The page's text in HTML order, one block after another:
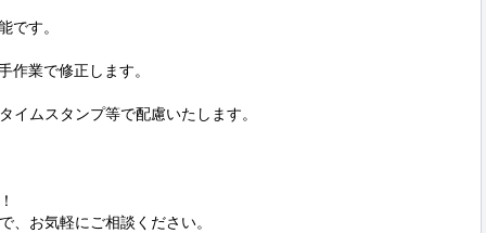
す。
業で修正します。
ムスタンプ等で配慮いたします。
、お気軽にご相談ください。